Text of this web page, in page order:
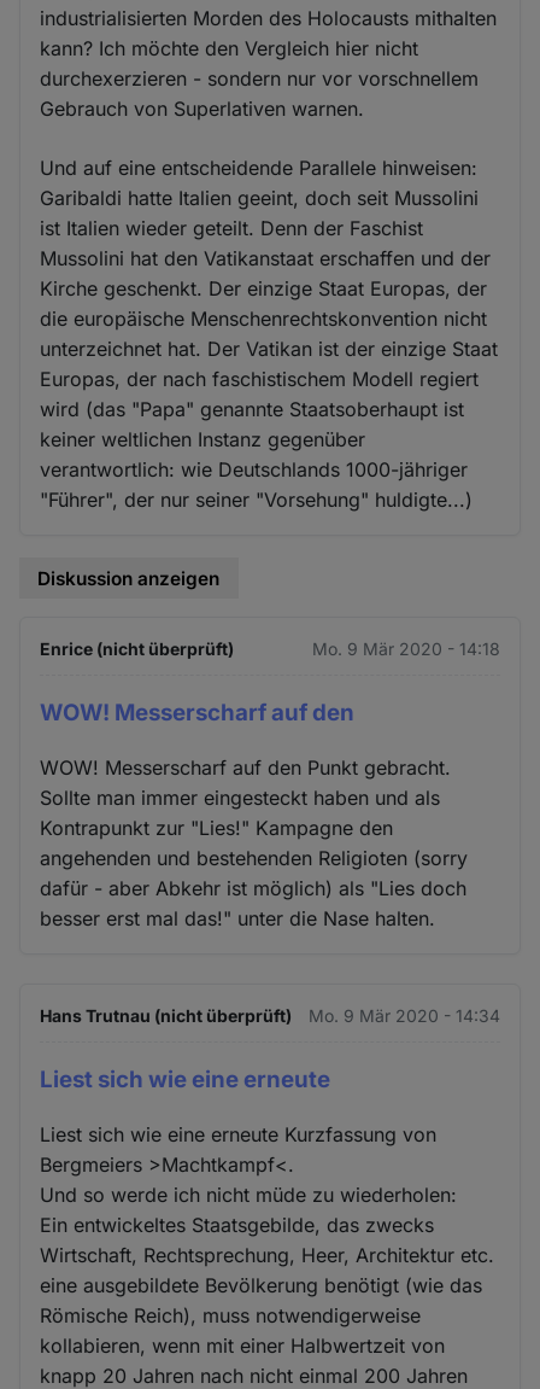
industrialisierten Morden des Holocausts mithalten
kann? Ich möchte den Vergleich hier nicht
durchexerzieren - sondern nur vor vorschnellem
Gebrauch von Superlativen warnen.
Und auf eine entscheidende Parallele hinweisen:
Garibaldi hatte Italien geeint, doch seit Mussolini
ist Italien wieder geteilt. Denn der Faschist
Mussolini hat den Vatikanstaat erschaffen und der
Kirche geschenkt. Der einzige Staat Europas, der
die europäische Menschenrechtskonvention nicht
unterzeichnet hat. Der Vatikan ist der einzige Staat
Europas, der nach faschistischem Modell regiert
wird (das "Papa" genannte Staatsoberhaupt ist
keiner weltlichen Instanz gegenüber
verantwortlich: wie Deutschlands 1000-jähriger
"Führer", der nur seiner "Vorsehung" huldigte...)
Diskussion anzeigen
Enrice (nicht überprüft) Mo. 9 Mär 2020 - 14:18
WOW! Messerscharf auf den
WOW! Messerscharf auf den Punkt gebracht.
Sollte man immer eingesteckt haben und als
Kontrapunkt zur "Lies!" Kampagne den
angehenden und bestehenden Religioten (sorry
dafür - aber Abkehr ist möglich) als "Lies doch
besser erst mal das!" unter die Nase halten.
Hans Trutnau (nicht überprüft) Mo. 9 Mär 2020 - 14:34
Liest sich wie eine erneute
Liest sich wie eine erneute Kurzfassung von
Bergmeiers >Machtkampf<.
Und so werde ich nicht müde zu wiederholen:
Ein entwickeltes Staatsgebilde, das zwecks
Wirtschaft, Rechtsprechung, Heer, Architektur etc.
eine ausgebildete Bevölkerung benötigt (wie das
Römische Reich), muss notwendigerweise
kollabieren, wenn mit einer Halbwertzeit von
knapp 20 Jahren nach nicht einmal 200 Jahren